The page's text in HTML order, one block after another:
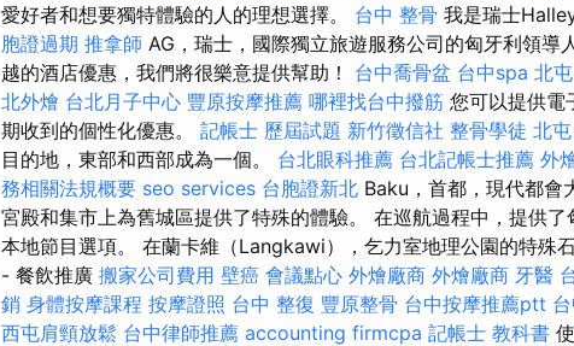
愛好者和想要獨特體驗的人的理想選擇。 台中 整骨 我是瑞士
胞證過期 推拿師 AG，瑞士，國際獨立旅遊服務公司的匈牙利領導
越的酒店優惠，我們將很樂意提供幫助！ 台中喬骨盆 台中spa 北
北外燴 台北月子中心 豐原按摩推薦 哪裡找台中撥筋 您可以提供電
期收到的個性化優惠。 記帳士 歷屆試題 新竹徵信社 整骨學徒 北
目的地，東部和西部成為一個。 台北眼科推薦 台北記帳士推薦 外
務相關法規概要 seo services 台胞證新北 Baku，首都，現代都會
宮殿和集市上為舊城區提供了特殊的體驗。 在巡航過程中，提供
本地節目選項。 在蘭卡維（Langkawi），乞力室地理公園的特殊
- 餐飲推廣 搬家公司費用 壁癌 會議點心 外燴廠商 外燴廠商 牙醫
銷 身體按摩課程 按摩證照 台中 整復 豐原整骨 台中按摩推薦ptt
西屯肩頸放鬆 台中律師推薦 accounting firmcpa 記帳士 教科書